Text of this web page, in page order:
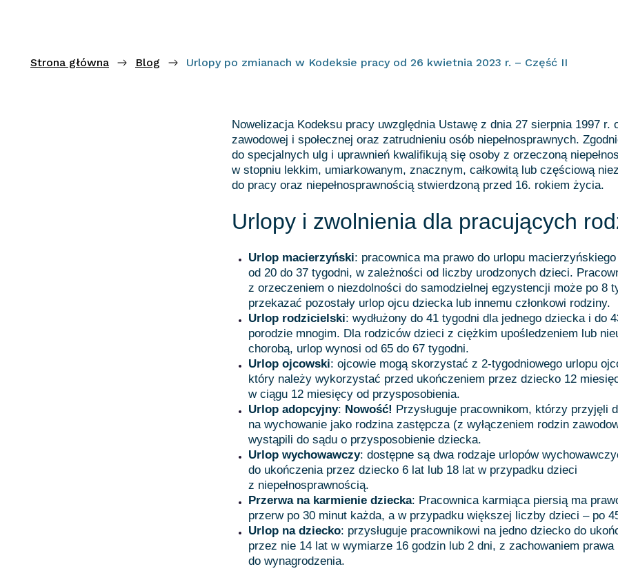
Strona główna Blog Urlopy po zmianach w Kodeksie pracy od 26 kwietnia 2023 r. – Część II
Nowelizacja Kodeksu pracy uwzględnia Ustawę z dnia 27 sierpnia 1997 r.
zawodowej i społecznej oraz zatrudnieniu osób niepełnosprawnych.
do specjalnych ulg i uprawnień kwalifikują się osoby z orzeczoną
w stopniu lekkim, umiarkowanym, znacznym, całkowitą lub częściową
do pracy oraz niepełnosprawnością stwierdzoną przed 16. rokiem życia.
Urlopy i zwolnienia dla pracujących
Urlop macierzyński: pracownica ma prawo do urlopu
od 20 do 37 tygodni, w zależności od liczby urodzonych dzieci.
z orzeczeniem o niezdolności do samodzielnej egzystencji może po 8
przekazać pozostały urlop ojcu dziecka lub innemu członkowi rodziny.
Urlop rodzicielski: wydłużony do 41 tygodni dla jednego dziecka i do
porodzie mnogim. Dla rodziców dzieci z ciężkim upośledzeniem lub
chorobą, urlop wynosi od 65 do 67 tygodni.
Urlop ojcowski: ojcowie mogą skorzystać z 2-tygodniowego urlopu
który należy wykorzystać przed ukończeniem przez dziecko 12
w ciągu 12 miesięcy od przysposobienia.
Urlop adopcyjny: Nowość! Przysługuje pracownikom, którzy przyjęli
na wychowanie jako rodzina zastępcza (z wyłączeniem rodzin
wystąpili do sądu o przysposobienie dziecka.
Urlop wychowawczy: dostępne są dwa rodzaje urlopów
do ukończenia przez dziecko 6 lat lub 18 lat w przypadku dzieci
z niepełnosprawnością.
Przerwa na karmienie dziecka: Pracownica karmiąca piersią ma
przerw po 30 minut każda, a w przypadku większej liczby dzieci – po
Urlop na dziecko: przysługuje pracownikowi na jedno dziecko do
przez nie 14 lat w wymiarze 16 godzin lub 2 dni, z zachowaniem prawa
do wynagrodzenia.